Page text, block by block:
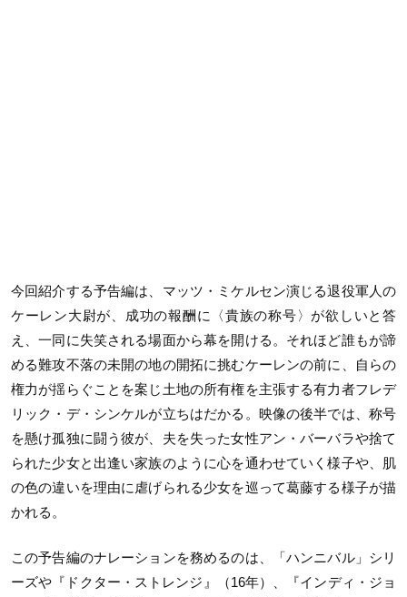
今回紹介する予告編は、マッツ・ミケルセン演じる退役軍人の
ケーレン大尉が、成功の報酬に〈貴族の称号〉が欲しいと答
え、一同に失笑される場面から幕を開ける。それほど誰もが諦
める難攻不落の未開の地の開拓に挑むケーレンの前に、自らの
権力が揺らぐことを案じ土地の所有権を主張する有力者フレデ
リック・デ・シンケルが立ちはだかる。映像の後半では、称号
を懸け孤独に闘う彼が、夫を失った女性アン・バーバラや捨て
られた少女と出逢い家族のように心を通わせていく様子や、肌
の色の違いを理由に虐げられる少女を巡って葛藤する様子が描
かれる。
この予告編のナレーションを務めるのは、「ハンニバル」シリ
ーズや『ドクター・ストレンジ』（16年）、『インディ・ジョ